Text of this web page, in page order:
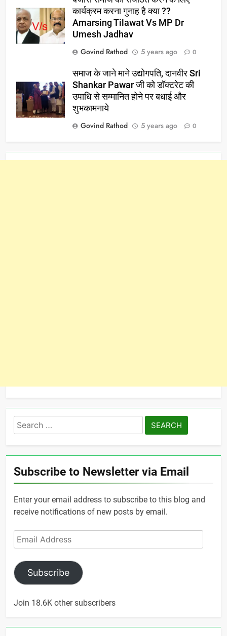
कार्यक्रम करना गुनाह है क्या ??
Amarsing Tilawat Vs MP Dr
Umesh Jadhav
Govind Rathod
5 years ago 0
समाज के जाने माने उद्योगपति, दानवीर Sri
Shankar Pawar जी को डॉक्टरेट की
उपाधि से सम्मानित होने पर बधाई और
शुभकामनाये
Govind Rathod
5 years ago 0
Search
for:
Subscribe to Newsletter via Email
Enter your email address to subscribe to this blog and
receive notifications of new posts by email.
Email
Address
Subscribe
Join 18.6K other subscribers